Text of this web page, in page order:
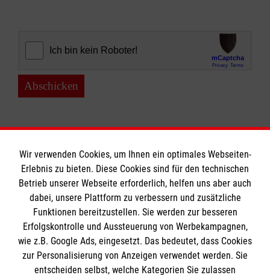
Abschicken
Informationen
Impressum
Datenschutz
Kontakt
Die Malteser
Wir verwenden Cookies, um Ihnen ein optimales Webseiten-
Erlebnis zu bieten. Diese Cookies sind für den technischen
Betrieb unserer Webseite erforderlich, helfen uns aber auch
dabei, unsere Plattform zu verbessern und zusätzliche
Funktionen bereitzustellen. Sie werden zur besseren
Erfolgskontrolle und Aussteuerung von Werbekampagnen,
wie z.B. Google Ads, eingesetzt. Das bedeutet, dass Cookies
zur Personalisierung von Anzeigen verwendet werden. Sie
entscheiden selbst, welche Kategorien Sie zulassen